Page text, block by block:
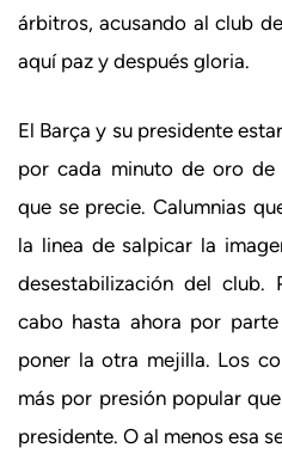
árbitros, acusando al club
aquí paz y después gloria.
El Barça y su presidente
por cada minuto de oro
que se precie. Calumnias
la linea de salpicar la
desestabilización del
cabo hasta ahora por
poner la otra mejilla. Los
más por presión popular
presidente. O al menos esa